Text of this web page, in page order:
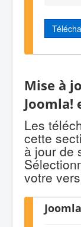
Mise à
Joomla!
Les
cette
à jour de
votre